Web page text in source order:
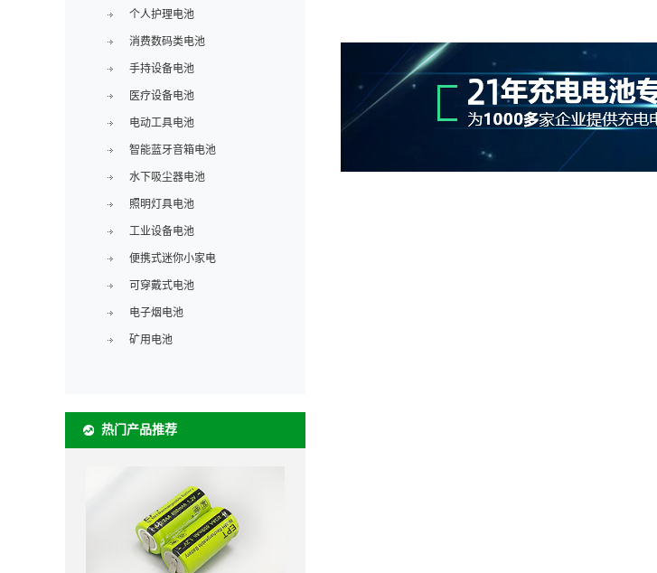
个人护理电池
消费数码类电池
手持设备电池
医疗设备电池
电动工具电池
智能蓝牙音箱电池
水下吸尘器电池
照明灯具电池
工业设备电池
便携式迷你小家电
可穿戴式电池
电子烟电池
矿用电池
热门产品推荐